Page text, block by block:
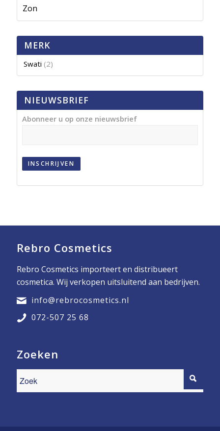
Zon
MERK
Swati (2)
NIEUWSBRIEF
Abonneer u op onze nieuwsbrief
INSCHRIJVEN
Rebro Cosmetics
Rebro Cosmetics importeert en distribueert
cosmetica. Wij verkopen uitsluitend aan bedrijven.
info@rebrocosmetics.nl
072-507 25 68
Zoeken